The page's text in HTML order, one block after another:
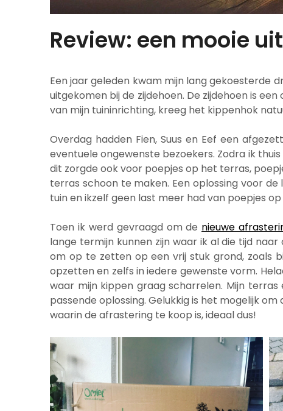
Review: een mooie
Een jaar geleden kwam mijn lang gekoesterde
uitgekomen bij de zijdehoen. De zijdehoen is
van mijn tuininrichting, kreeg het kippenhok
Overdag hadden Fien, Suus en Eef een
eventuele ongewenste bezoekers. Zodra ik
dit zorgde ook voor poepjes op het terras,
terras schoon te maken. Een oplossing voor de
tuin en ikzelf geen last meer had van poepjes
Toen ik werd gevraagd om de nieuwe
lange termijn kunnen zijn waar ik al die tijd
om op te zetten op een vrij stuk grond, zoals
opzetten en zelfs in iedere gewenste vorm.
waar mijn kippen graag scharrelen. Mijn
passende oplossing. Gelukkig is het mogelijk
waarin de afrastering te koop is, ideaal dus!